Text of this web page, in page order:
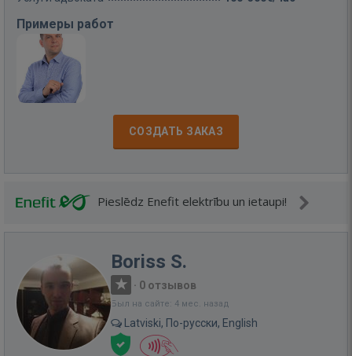
Примеры работ
СОЗДАТЬ ЗАКАЗ
Pieslēdz Enefit elektrību un ietaupi!
Boriss S.
· 0 отзывов
Был на сайте: 4 мес. назад
Latviski, По-русски, English